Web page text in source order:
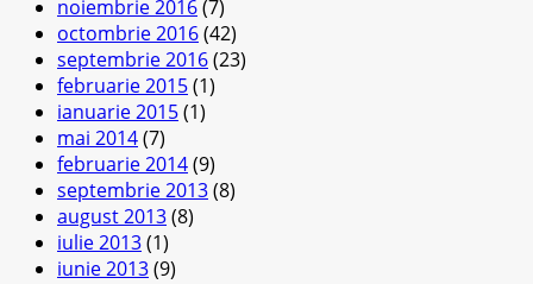
noiembrie 2016(7)
octombrie 2016(42)
septembrie 2016(23)
februarie 2015(1)
ianuarie 2015(1)
mai 2014(7)
februarie 2014(9)
septembrie 2013(8)
august 2013(8)
iulie 2013(1)
iunie 2013(9)